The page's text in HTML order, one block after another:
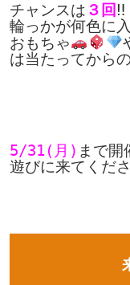
チャンスは ３回 ‼
輪っかが何色に
おもちゃ
は当たってから
5/31(月) まで開
遊びに来てくだ